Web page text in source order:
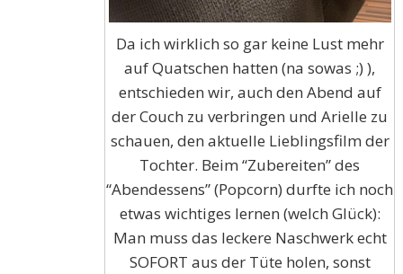
Da ich wirklich so gar keine Lust mehr
auf Quatschen hatten (na sowas ;) ),
entschieden wir, auch den Abend auf
der Couch zu verbringen und Arielle zu
schauen, den aktuelle Lieblingsfilm der
Tochter. Beim “Zubereiten” des
“Abendessens” (Popcorn) durfte ich noch
etwas wichtiges lernen (welch Glück):
Man muss das leckere Naschwerk echt
SOFORT aus der Tüte holen, sonst